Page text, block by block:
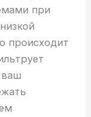
при
происходит
ваш